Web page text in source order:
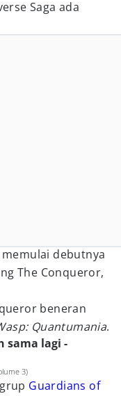
Saga ada
debutnya
The Conqueror,
beneran
Quantumania.
sama lagi -
3)
Guardians of